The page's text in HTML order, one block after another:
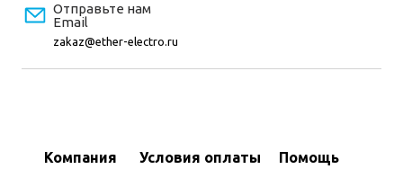
Отправьте нам
Email
zakaz@ether-electro.ru
Компания
Условия оплаты
Помощь